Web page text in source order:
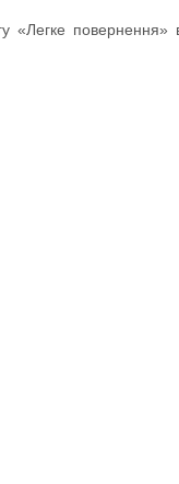
«Легке повернення»